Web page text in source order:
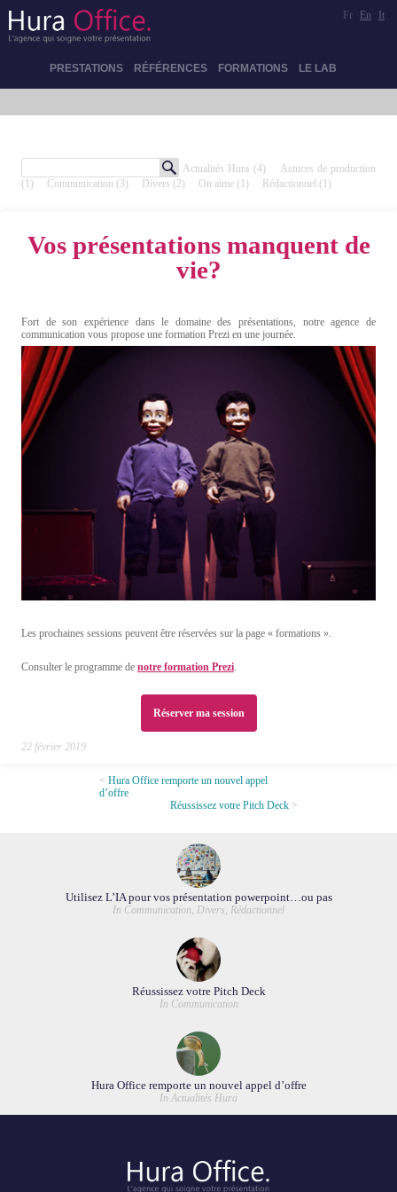
PRESTATIONS RÉFÉRENCES FORMATIONS LE LAB
Fr En It
Actualités Hura (4)
Astuces de production
(1)
Communication (3) Divers (2) On aime (1) Rédactionnel (1)
Vos présentations manquent de
vie?
Fort de son expérience dans le domaine des présentations, notre agence de
communication vous propose une formation Prezi en une journée.
Les prochaines sessions peuvent être réservées sur la page « formations ».
Consulter le programme de notre formation Prezi.
Réserver ma session
22 février 2019
Hura Office remporte un nouvel appel
d’offre
Réussissez votre Pitch Deck
Utilisez L’IA pour vos présentation powerpoint…ou pas
In Communication, Divers, Rédactionnel
Réussissez votre Pitch Deck
In Communication
Hura Office remporte un nouvel appel d’offre
In Actualités Hura